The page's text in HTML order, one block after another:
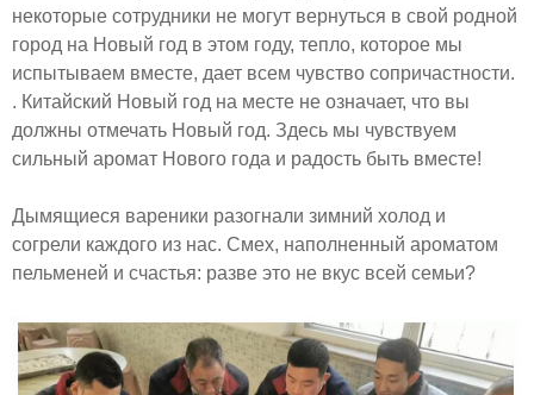
некоторые сотрудники не могут вернуться в свой родной
город на Новый год в этом году, тепло, которое мы
испытываем вместе, дает всем чувство сопричастности.
. Китайский Новый год на месте не означает, что вы
должны отмечать Новый год. Здесь мы чувствуем
сильный аромат Нового года и радость быть вместе!
Дымящиеся вареники разогнали зимний холод и
согрели каждого из нас. Смех, наполненный ароматом
пельменей и счастья: разве это не вкус всей семьи?